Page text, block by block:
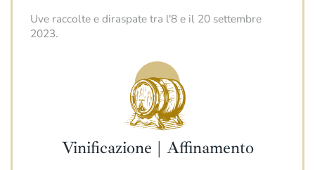
Uve raccolte e diraspate tra l'8 e il 20 settembre
2023.
Vinificazione | Affinamento